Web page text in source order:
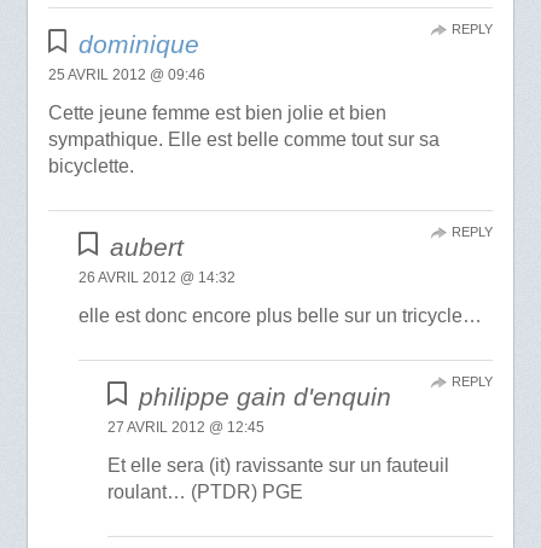
dominique
25 AVRIL 2012 @ 09:46
Cette jeune femme est bien jolie et bien
sympathique. Elle est belle comme tout sur sa
bicyclette.
REPLY
aubert
26 AVRIL 2012 @ 14:32
elle est donc encore plus belle sur un tricycle…
REPLY
philippe gain d'enquin
27 AVRIL 2012 @ 12:45
Et elle sera (it) ravissante sur un fauteuil
roulant… (PTDR) PGE
REPLY